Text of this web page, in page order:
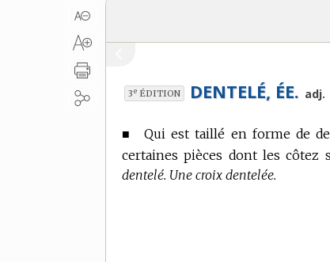
3e ÉDITION DENTELÉ, ÉE. adj.
■ Qui est taillé en forme de
certaines pièces dont les
dentelé. Une croix dentelée.